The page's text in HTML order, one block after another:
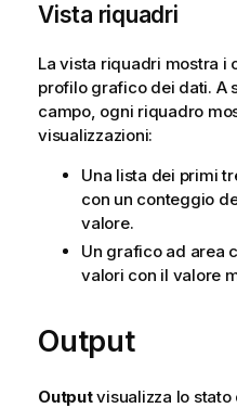
Vista riquadri
La vista riquadri mostra i
profilo grafico dei dati. A
campo, ogni riquadro
visualizzazioni:
Una lista dei primi
con un conteggio
valore.
Un grafico ad area
valori con il valore
Output
Outputvisualizza lo stato